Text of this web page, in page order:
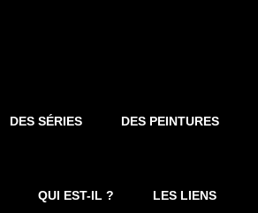
DES SÉRIES DES PEINTURES
QUI EST-IL ? LES LIENS